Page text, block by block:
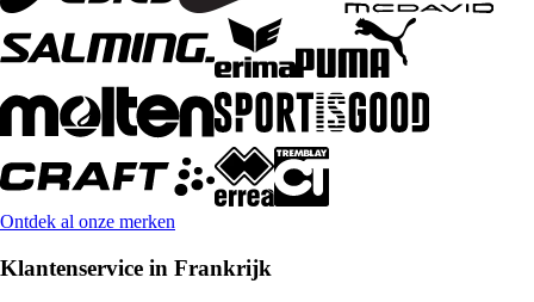
Ontdek al onze merken
Klantenservice in Frankrijk